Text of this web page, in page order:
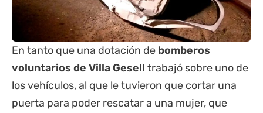
En tanto que una dotación de bomberos
voluntarios de Villa Gesell trabajó sobre uno de
los vehículos, al que le tuvieron que cortar una
puerta para poder rescatar a una mujer, que